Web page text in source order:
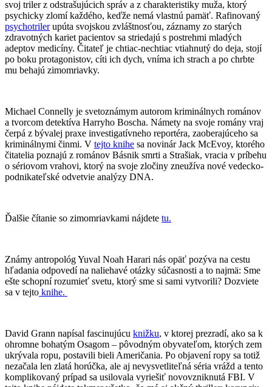
svoj triler z odstrašujúcich správ a z charakteristiky muža, ktorý
psychicky zlomí každého, keďže nemá vlastnú pamäť. Rafinovaný
psychotrilerupúta svojskou zvláštnosťou, záznamy zo starých
zdravotných kariet pacientov sa striedajú s postrehmi mladých
adeptov medicíny. Čitateľ je chtiac-nechtiac vtiahnutý do deja, stojí
po boku protagonistov, cíti ich dych, vníma ich strach a po chrbte
mu behajú zimomriavky.
Michael Connelly je svetoznámym autorom kriminálnych románov
a tvorcom detektíva Harryho Boscha. Námety na svoje romány vraj
čerpá z bývalej praxe investigatívneho reportéra, zaoberajúceho sa
kriminálnymi činmi. V tejto knihe sa novinár Jack McEvoy, ktorého
čitatelia poznajú z románov Básnik smrti a Strašiak, vracia v príbehu
o sériovom vrahovi, ktorý na svoje zločiny zneužíva nové vedecko-
podnikateľské odvetvie analýzy DNA.
Ďalšie čítanie so zimomriavkami nájdete tu.
Známy antropológ Yuval Noah Harari nás opäť pozýva na cestu
hľadania odpovedí na naliehavé otázky súčasnosti a to najmä: Sme
ešte schopní rozumieť svetu, ktorý sme si sami vytvorili? Dozviete
sa v tejto knihe.
David Grann napísal fascinujúcu knižku, v ktorej prezradí, ako sa k
ohromne bohatým Osagom – pôvodným obyvateľom, ktorých zem
ukrývala ropu, postavili bieli Američania. Po objavení ropy sa totiž
nezačala len zlatá horúčka, ale aj nevysvetliteľná séria vrážd a tento
komplikovaný prípad sa usilovala vyriešiť novovzniknutá FBI. V